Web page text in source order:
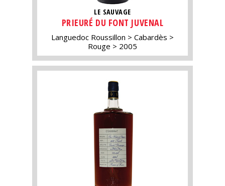
LE SAUVAGE
PRIEURÉ DU FONT JUVENAL
Languedoc Roussillon
Cabardès
Rouge
2005